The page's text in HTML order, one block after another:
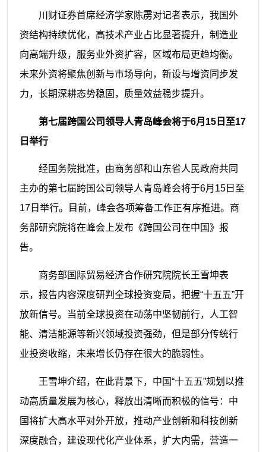
川财证券首席经济学家陈雳对记者表示，我国外
资结构持续优化，高技术产业占比显著提升，制造业
向高端升级，服务业外资扩容，区域布局更趋均衡。
未来外资将聚焦创新与市场导向，新设与增资同步发
力，长期深耕态势稳固，质量效益稳步提升。
第七届跨国公司领导人青岛峰会将于6月15日至17
日举行
经国务院批准，由商务部和山东省人民政府共同
主办的第七届跨国公司领导人青岛峰会将于6月15日至
17日举行。目前，峰会各项筹备工作正有序推进。商
务部研究院将在峰会上发布《跨国公司在中国》报
告。
商务部国际贸易经济合作研究院院长王雪坤表
示，报告内容深度研判全球投资变局，把握“十五五”开
放新信号。当前全球投资在动荡中坚韧前行，人工智
能、清洁能源等新兴领域投资强劲，但是部分传统行
业投资收缩，未来增长仍存在很大的脆弱性。
王雪坤介绍，在此背景下，中国“十五五”规划以推
动高质量发展为核心，释放出清晰而积极的信号：中
国将扩大高水平对外开放，推动产业创新和科技创新
深度融合，建设现代化产业体系，扩大内需，营造一